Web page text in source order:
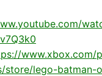
www.xbox.com/
store/lego-batman-